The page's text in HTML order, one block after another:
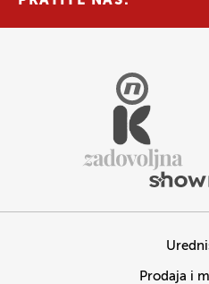
Prodaja i